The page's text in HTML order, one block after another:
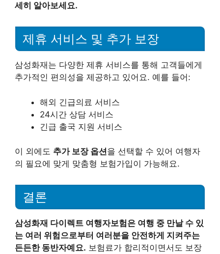
세히 알아보세요.
제휴 서비스 및 추가 보장
삼성화재는 다양한 제휴 서비스를 통해 고객들에게
추가적인 편의성을 제공하고 있어요. 예를 들어:
해외 긴급의료 서비스
24시간 상담 서비스
긴급 출국 지원 서비스
이 외에도 추가 보장 옵션을 선택할 수 있어 여행자
의 필요에 맞게 맞춤형 보험가입이 가능해요.
결론
삼성화재 다이렉트 여행자보험은 여행 중 만날 수 있
는 여러 위험으로부터 여러분을 안전하게 지켜주는
든든한 동반자예요. 보험료가 합리적이면서도 보장